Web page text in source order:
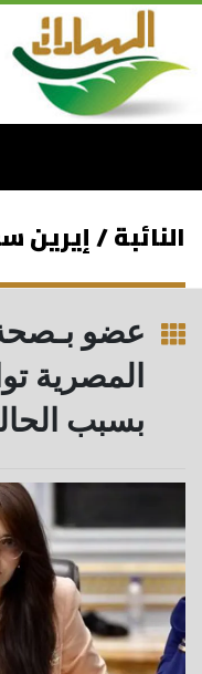
النائبة /
عضو
المصرية
بسبب